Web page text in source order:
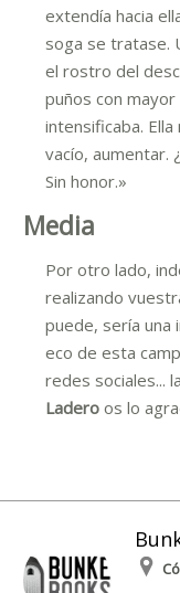
extendía hacia
soga se tratase.
el rostro del
puños con
intensificaba.
vacío, aumentar.
Sin honor.»
Media
Por otro lado,
realizando
puede, sería una
eco de esta
redes sociales...
Ladero os lo